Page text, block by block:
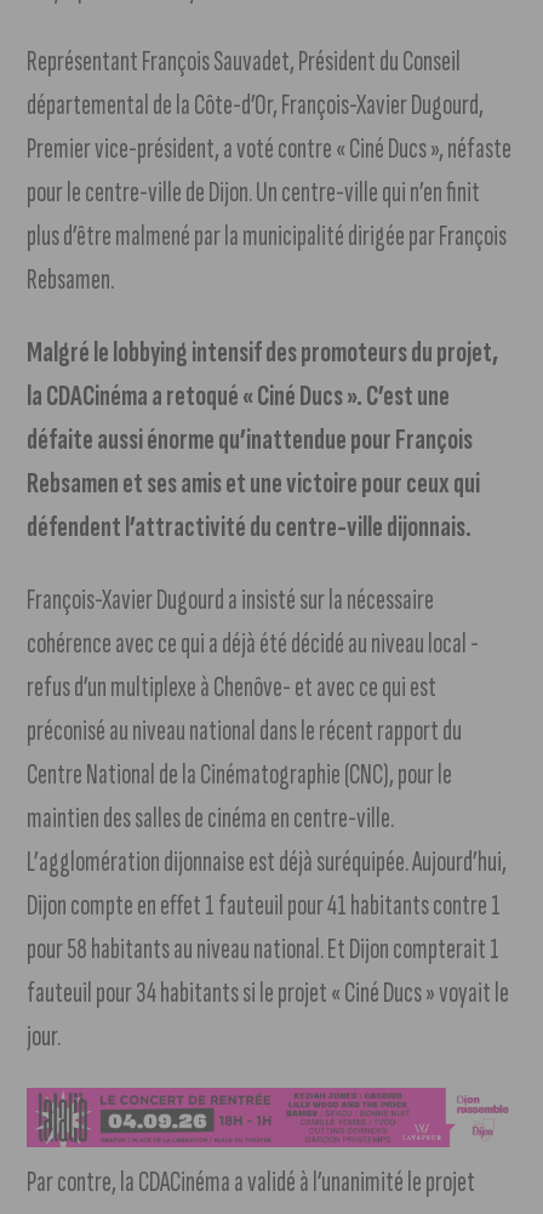
Représentant François Sauvadet, Président du Conseil
départemental de la Côte-d’Or, François-Xavier Dugourd,
Premier vice-président, a voté contre « Ciné Ducs », néfaste
pour le centre-ville de Dijon. Un centre-ville qui n’en finit
plus d’être malmené par la municipalité dirigée par François
Rebsamen.
Malgré le lobbying intensif des promoteurs du projet,
la CDACinéma a retoqué « Ciné Ducs ». C’est une
défaite aussi énorme qu’inattendue pour François
Rebsamen et ses amis et une victoire pour ceux qui
défendent l’attractivité du centre-ville dijonnais.
François-Xavier Dugourd a insisté sur la nécessaire
cohérence avec ce qui a déjà été décidé au niveau local -
refus d’un multiplexe à Chenôve- et avec ce qui est
préconisé au niveau national dans le récent rapport du
Centre National de la Cinématographie (CNC), pour le
maintien des salles de cinéma en centre-ville.
L’agglomération dijonnaise est déjà suréquipée. Aujourd’hui,
Dijon compte en effet 1 fauteuil pour 41 habitants contre 1
pour 58 habitants au niveau national. Et Dijon compterait 1
fauteuil pour 34 habitants si le projet « Ciné Ducs » voyait le
jour.
Par contre, la CDACinéma a validé à l’unanimité le projet